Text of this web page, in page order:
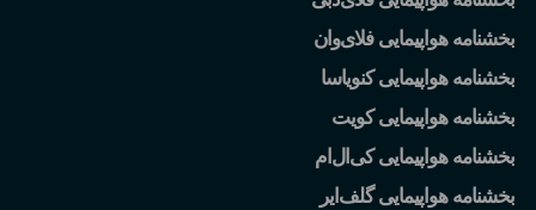
بخشنامه هواپیمایی فلایوان
بخشنامه هواپیمایی کنویاسا
بخشنامه هواپیمایی کویت
بخشنامه هواپیمایی کی ال ام
بخشنامه هواپیمایی گلف ایر